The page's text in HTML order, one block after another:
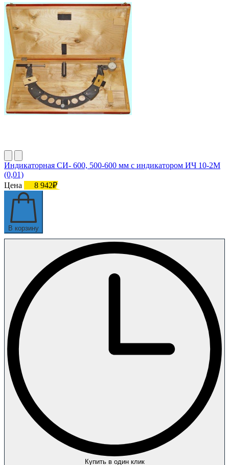
Индикаторная СИ- 600, 500-600 мм с индикатором ИЧ 10-2М
(0,01)
Цена
8 942₽
В корзину
Купить в один клик